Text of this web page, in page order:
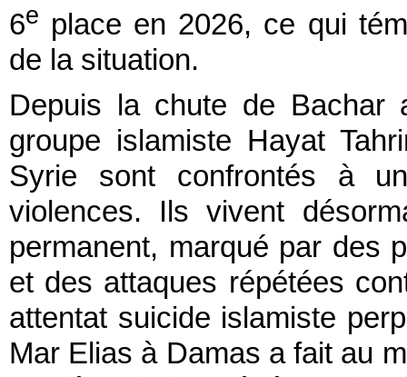
6e place en 2026, ce qui
de la situation.
Depuis la chute de Bachar
groupe islamiste Hayat
Syrie sont confrontés à
violences. Ils vivent
permanent, marqué par des
et des attaques répétées
attentat suicide islamiste
Mar Elias à Damas a fait au